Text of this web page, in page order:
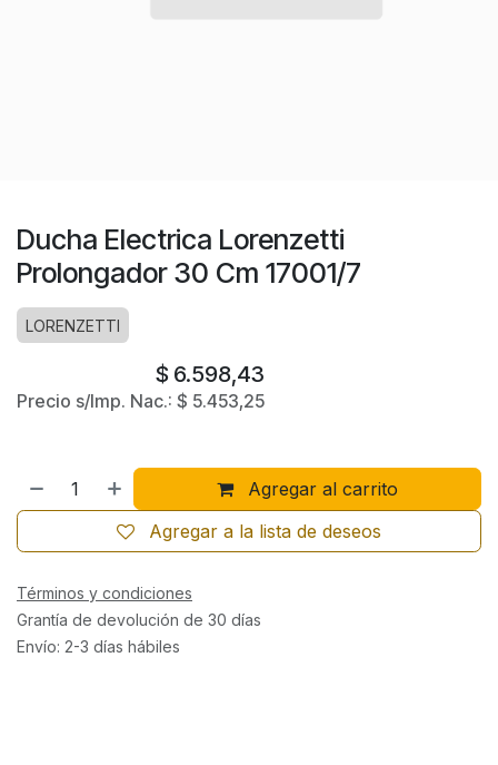
Ducha Electrica Lorenzetti
Prolongador 30 Cm 17001/7
LORENZETTI
$ 6.598,43
Precio s/Imp. Nac.: $ 5.453,25
Agregar al carrito
Agregar a la lista de deseos
Términos y condiciones
Grantía de devolución de 30 días
Envío: 2-3 días hábiles